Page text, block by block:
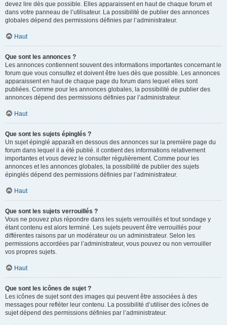
devez lire dès que possible. Elles apparaissent en haut de chaque forum et
dans votre panneau de l’utilisateur. La possibilité de publier des annonces
globales dépend des permissions définies par l’administrateur.
Haut
Que sont les annonces ?
Les annonces contiennent souvent des informations importantes concernant le
forum que vous consultez et doivent être lues dès que possible. Les annonces
apparaissent en haut de chaque page du forum dans lequel elles sont
publiées. Comme pour les annonces globales, la possibilité de publier des
annonces dépend des permissions définies par l’administrateur.
Haut
Que sont les sujets épinglés ?
Un sujet épinglé apparaît en dessous des annonces sur la première page du
forum dans lequel il a été publié. il contient des informations relativement
importantes et vous devez le consulter régulièrement. Comme pour les
annonces et les annonces globales, la possibilité de publier des sujets
épinglés dépend des permissions définies par l’administrateur.
Haut
Que sont les sujets verrouillés ?
Vous ne pouvez plus répondre dans les sujets verrouillés et tout sondage y
étant contenu est alors terminé. Les sujets peuvent être verrouillés pour
différentes raisons par un modérateur ou un administrateur. Selon les
permissions accordées par l’administrateur, vous pouvez ou non verrouiller
vos propres sujets.
Haut
Que sont les icônes de sujet ?
Les icônes de sujet sont des images qui peuvent être associées à des
messages pour refléter leur contenu. La possibilité d’utiliser des icônes de
sujet dépend des permissions définies par l’administrateur.